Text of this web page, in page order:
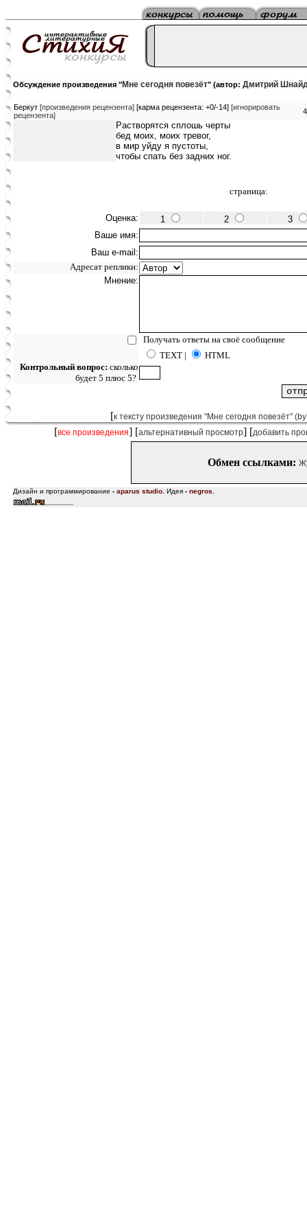
Обсуждение произведения "Мне сегодня повезёт" (автор: Дмитрий
Беркут [произведения рецензента] [карма рецензента: +0/-14] [игнорировать
рецензента]
Растворятся сплошь черты
бед моих, моих тревог,
в мир уйду я пустоты,
чтобы спать без задних ног.
страница:
Оценка: 1 2
3
Ваше имя:
Ваш e-mail:
Адресат реплики:
Мнение:
Получать ответы на своё сообщение
TEXT |
HTML
Контрольный вопрос: сколько
будет 5 плюс 5?
[к тексту произведения "Мне сегодня повезёт"
[все произведения] [альтернативный просмотр] [добавить
Обмен ссылками:
Дизайн и программирование - aparus studio Идея - negros